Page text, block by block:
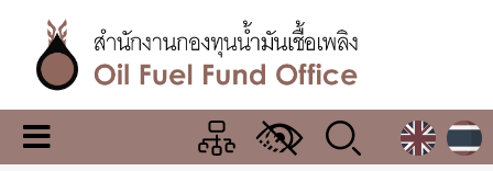
เนื้อหา
หลักสำนักงาน
เมนู
เปลี่ยน